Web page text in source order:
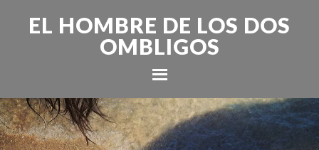
EL HOMBRE DE LOS DOS
OMBLIGOS